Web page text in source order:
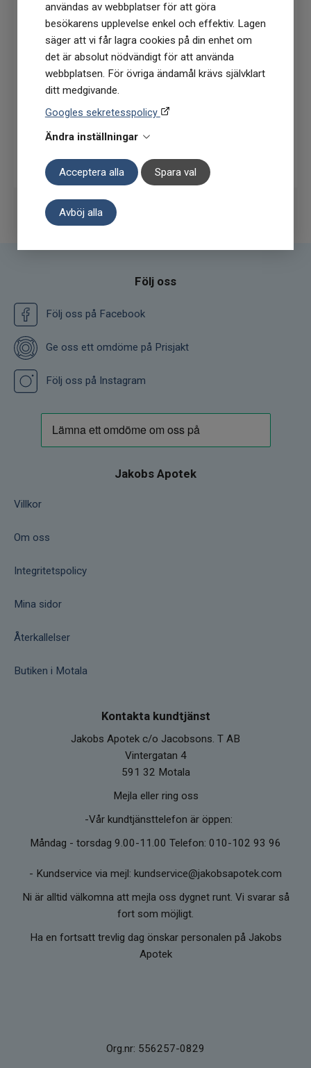
användas av webbplatser för att göra
besökarens upplevelse enkel och effektiv. Lagen
säger att vi får lagra cookies på din enhet om
det är absolut nödvändigt för att använda
webbplatsen. För övriga ändamål krävs självklart
ditt medgivande.
Googles sekretesspolicy
Ändra inställningar
Acceptera alla Spara val
Avböj alla
(Du får en kod till din mejl som gäller vid 1
köptillfälle på ordinarie priser)
Följ oss
Följ oss på Facebook
Ge oss ett omdöme på Prisjakt
Följ oss på Instagram
Jakobs Apotek
Villkor
Om oss
Integritetspolicy
Mina sidor
Återkallelser
Butiken i Motala
Kontakta kundtjänst
Jakobs Apotek c/o Jacobsons. T AB
Vintergatan 4
591 32 Motala
Mejla eller ring oss
-Vår kundtjänsttelefon är öppen:
Måndag - torsdag 9.00-11.00 Telefon: 010-102 93 96
- Kundservice via mejl: kundservice@jakobsapotek.com
Ni är alltid välkomna att mejla oss dygnet runt. Vi svarar så
fort som möjligt.
Ha en fortsatt trevlig dag önskar personalen på Jakobs
Apotek
Org.nr: 556257-0829